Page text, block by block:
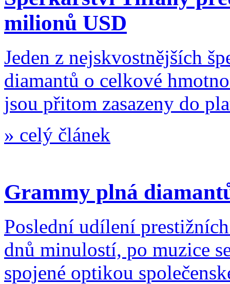
milionů USD
Jeden z nejskvostnějších
diamantů o celkové
jsou přitom zasazeny do
» celý článek
Grammy plná
Poslední udílení
dnů minulostí, po muzice
spojené optikou